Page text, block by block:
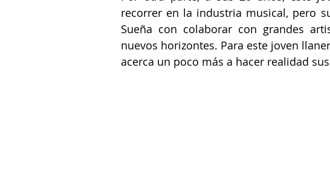
recorrer en la industria musical, pero
Sueña con colaborar con grandes
nuevos horizontes. Para este joven
acerca un poco más a hacer realidad